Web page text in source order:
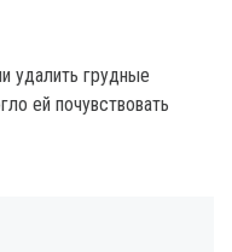
удалить грудные
ей почувствовать